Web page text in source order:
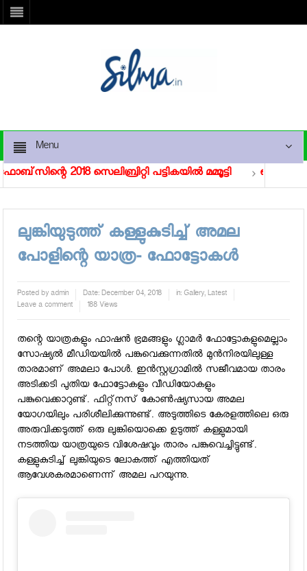
Menu
2018 സെലിബ്രിറ്റി പട്ടികയില്‍ മമ്മൂട്ടി ഒടിയനിലെ
ലുങ്കിയുടുത്ത് കള്ളുകുടിച്ച് അമല
പോളിന്റെ യാത്ര- ഫോട്ടോകള്‍
Posted byadmin Date:December 04, 2018 in:Gallery,Latest
Leave a comment
188 Views
തന്റെ യാത്രകളും ഫാഷന്‍ ഭ്രമങ്ങളും ഗ്ലാമര്‍ ഫോട്ടോകളുമെല്ലാം
സോഷ്യല്‍ മീഡിയയില്‍ പങ്കുവെക്കുന്നതില്‍ മുന്‍നിരയിലുള്ള
താരമാണ് അമലാ പോള്‍. ഇന്‍സ്റ്റഗ്രാമില്‍ സജീവമായ താരം
അടിക്കടി പുതിയ ഫോട്ടോകളും വീഡിയോകളും
പങ്കുവെക്കാറുണ്ട്. ഫിറ്റ്‌നസ് കോണ്‍ഷ്യസായ അമല
യോഗയിലും പരിശീലിക്കുന്നുണ്ട്. അടുത്തിടെ കേരളത്തിലെ ഒരു
അരുവിക്കടുത്ത് ഒരു ലുങ്കിയൊക്കെ ഉടുത്ത് കള്ളുമായി
നടത്തിയ യാത്രയുടെ വിശേഷവും താരം പങ്കുവെച്ചിട്ടുണ്ട്.
കള്ളുകുടിച്ച് ലുങ്കിയുടെ ലോകത്ത് എത്തിയത്
ആവേശകരമാണെന്ന് അമല പറയുന്നു.